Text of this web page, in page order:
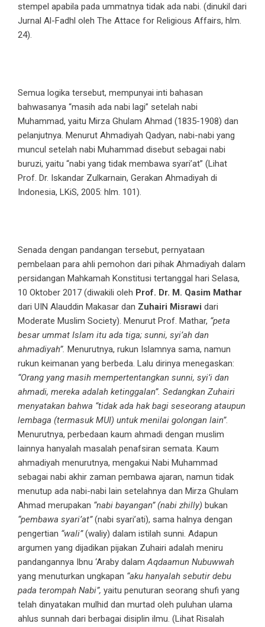
stempel apabila pada ummatnya tidak ada nabi. (dinukil dari
Jurnal Al-Fadhl oleh The Attace for Religious Affairs, hlm.
24).
Semua logika tersebut, mempunyai inti bahasan
bahwasanya “masih ada nabi lagi” setelah nabi
Muhammad, yaitu Mirza Ghulam Ahmad (1835-1908) dan
pelanjutnya. Menurut Ahmadiyah Qadyan, nabi-nabi yang
muncul setelah nabi Muhammad disebut sebagai nabi
buruzi, yaitu “nabi yang tidak membawa syari’at” (Lihat
Prof. Dr. Iskandar Zulkarnain, Gerakan Ahmadiyah di
Indonesia, LKiS, 2005: hlm. 101).
Senada dengan pandangan tersebut, pernyataan
pembelaan para ahli pemohon dari pihak Ahmadiyah dalam
persidangan Mahkamah Konstitusi tertanggal hari Selasa,
10 Oktober 2017 (diwakili oleh Prof. Dr. M. Qasim Mathar
dari UIN Alauddin Makasar dan Zuhairi Misrawi dari
Moderate Muslim Society). Menurut Prof. Mathar, “peta
besar ummat Islam itu ada tiga; sunni, syi’ah dan
ahmadiyah”. Menurutnya, rukun Islamnya sama, namun
rukun keimanan yang berbeda. Lalu dirinya menegaskan:
“Orang yang masih mempertentangkan sunni, syi’i dan
ahmadi, mereka adalah ketinggalan”. Sedangkan Zuhairi
menyatakan bahwa “tidak ada hak bagi seseorang ataupun
lembaga (termasuk MUI) untuk menilai golongan lain”.
Menurutnya, perbedaan kaum ahmadi dengan muslim
lainnya hanyalah masalah penafsiran semata. Kaum
ahmadiyah menurutnya, mengakui Nabi Muhammad
sebagai nabi akhir zaman pembawa ajaran, namun tidak
menutup ada nabi-nabi lain setelahnya dan Mirza Ghulam
Ahmad merupakan “nabi bayangan” (nabi zhilly) bukan
“pembawa syari’at”(nabi syari’ati), sama halnya dengan
pengertian “wali”(waliy) dalam istilah sunni. Adapun
argumen yang dijadikan pijakan Zuhairi adalah meniru
pandangannya Ibnu ‘Araby dalamAqdaamun Nubuwwah
yang menuturkan ungkapan “aku hanyalah sebutir debu
pada terompah Nabi”, yaitu penuturan seorang shufi yang
telah dinyatakan mulhid dan murtad oleh puluhan ulama
ahlus sunnah dari berbagai disiplin ilmu. (Lihat Risalah